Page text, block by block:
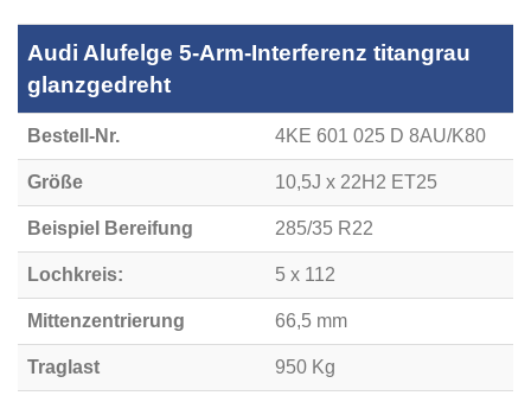
Audi Alufelge 5-Arm-Interferenz titangrau
glanzgedreht
Bestell-Nr. 4KE 601 025 D 8AU/K80
Größe 10,5J x 22H2 ET25
Beispiel Bereifung 285/35 R22
Lochkreis: 5 x 112
Mittenzentrierung 66,5 mm
Traglast 950 Kg